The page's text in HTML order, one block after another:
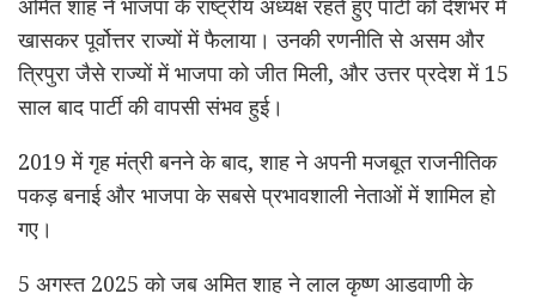
अमित शाह ने भाजपा के राष्ट्रीय अध्यक्ष रहते हुए पार्टी को देशभर में
खासकर पूर्वोत्तर राज्यों में फैलाया। उनकी रणनीति से असम और
त्रिपुरा जैसे राज्यों में भाजपा को जीत मिली, और उत्तर प्रदेश में 15
साल बाद पार्टी की वापसी संभव हुई।
2019 में गृह मंत्री बनने के बाद, शाह ने अपनी मजबूत राजनीतिक
पकड़ बनाई और भाजपा के सबसे प्रभावशाली नेताओं में शामिल हो
गए।
5 अगस्त 2025 को जब अमित शाह ने लाल कृष्ण आडवाणी के